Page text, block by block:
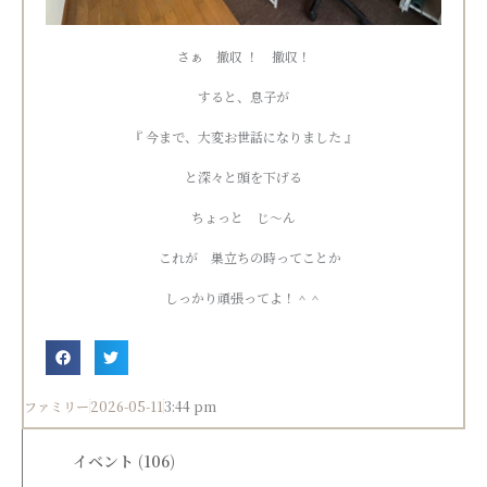
さぁ 撤収 ！ 撤収！
すると、息子が
『 今まで、大変お世話になりました 』
と深々と頭を下げる
ちょっと じ〜ん
これが 巣立ちの時ってことか
しっかり頑張ってよ！＾＾
ファミリー2026-05-113:44 pm
イベント (106)